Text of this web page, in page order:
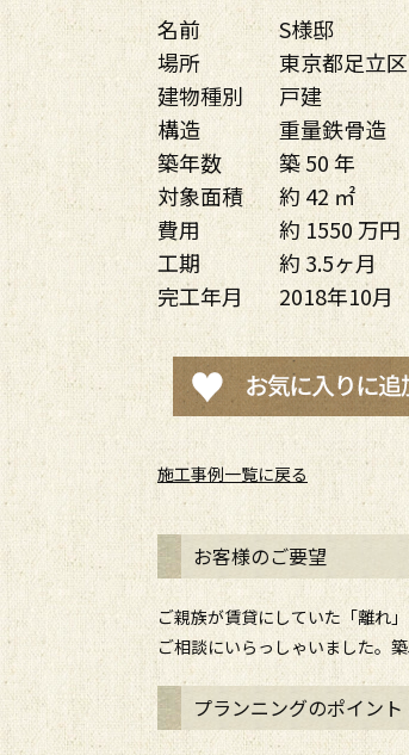
名前
S様邸
場所
東京都足立区
建物種別
戸建
構造
重量鉄骨造
築年数
築 50 年
対象面積
約 42 ㎡
費用
約 1550 万円
工期
約 3.5ヶ月
完工年月
2018年10月
施工事例一覧に戻る
お客様のご要望
ご親族が賃貸にしていた「離れ
ご相談にいらっしゃいました。
プランニングのポイント